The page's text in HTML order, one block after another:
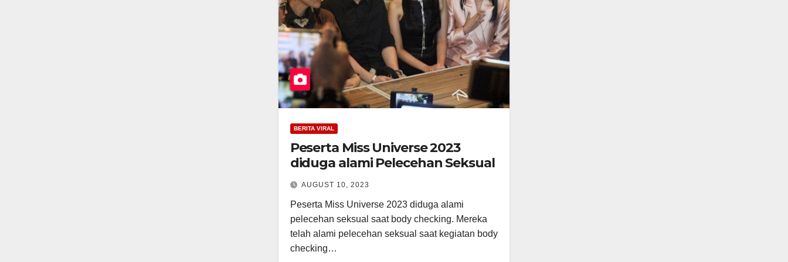
BERITA VIRAL
Peserta Miss Universe 2023
diduga alami Pelecehan Seksual
AUGUST 10, 2023
Peserta Miss Universe 2023 diduga alami
pelecehan seksual saat body checking. Mereka
telah alami pelecehan seksual saat kegiatan body
checking…